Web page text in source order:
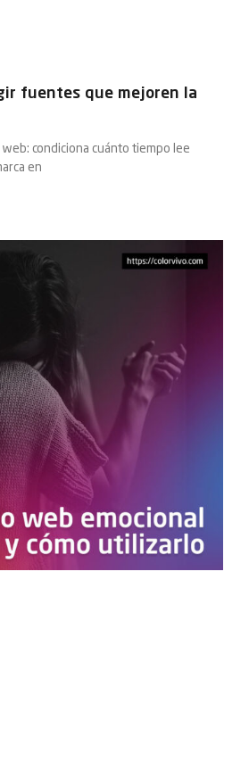
fuentes que mejoren la
condiciona cuánto tiempo lee
en